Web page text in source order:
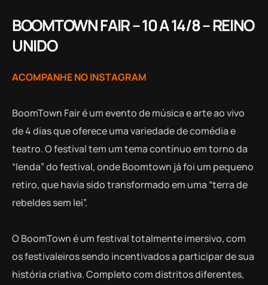
BOOMTOWN FAIR – 10 A 14/8 – REINO
UNIDO
ACOMPANHE NO INSTAGRAM
BoomTown Fair é um evento de música e arte ao vivo
de 4 dias que oferece uma variedade de comédia e
teatro. O festival tem um tema contínuo em torno da
“lenda” do festival, onde Boomtown já foi um pequeno
retiro, que havia sido transformado em uma “terra de
rebeldes sem lei”.
O BoomTown é um festival totalmente imersivo, com
os festivaleiros sendo incentivados a participar de sua
história criativa. Completo com distritos diferentes,